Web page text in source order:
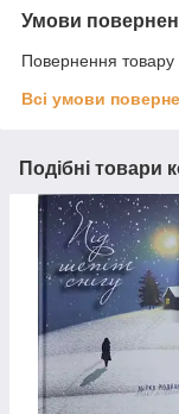
Умови
Повернення товару
Всі умови
Подібні товари